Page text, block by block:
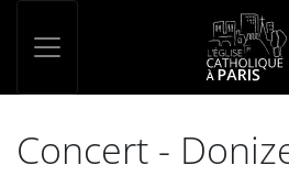
Concert -
Panneau de gestion des cookies